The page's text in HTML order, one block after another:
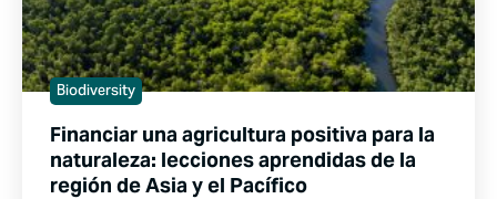
Biodiversity
Financiar una agricultura positiva para la
naturaleza: lecciones aprendidas de la
región de Asia y el Pacífico